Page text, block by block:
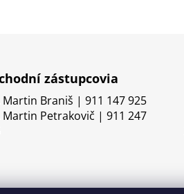
zástupcovia
Martin Braniš | 911 147 925
Martin Petrakovič | 911 247